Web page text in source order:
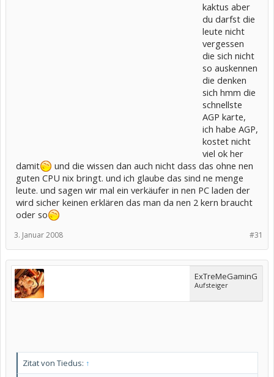
kaktus aber
du darfst die
leute nicht
vergessen
die sich nicht
so auskennen
die denken
sich hmm die
schnellste
AGP karte,
ich habe AGP,
kostet nicht
viel ok her
damit
und die wissen dan auch nicht dass das ohne nen
guten CPU nix bringt. und ich glaube das sind ne menge
leute. und sagen wir mal ein verkäufer in nen PC laden der
wird sicher keinen erklären das man da nen 2 kern braucht
oder so
#31
3. Januar 2008
ExTreMeGaminG
Aufsteiger
Zitat von Tiedus: ↑